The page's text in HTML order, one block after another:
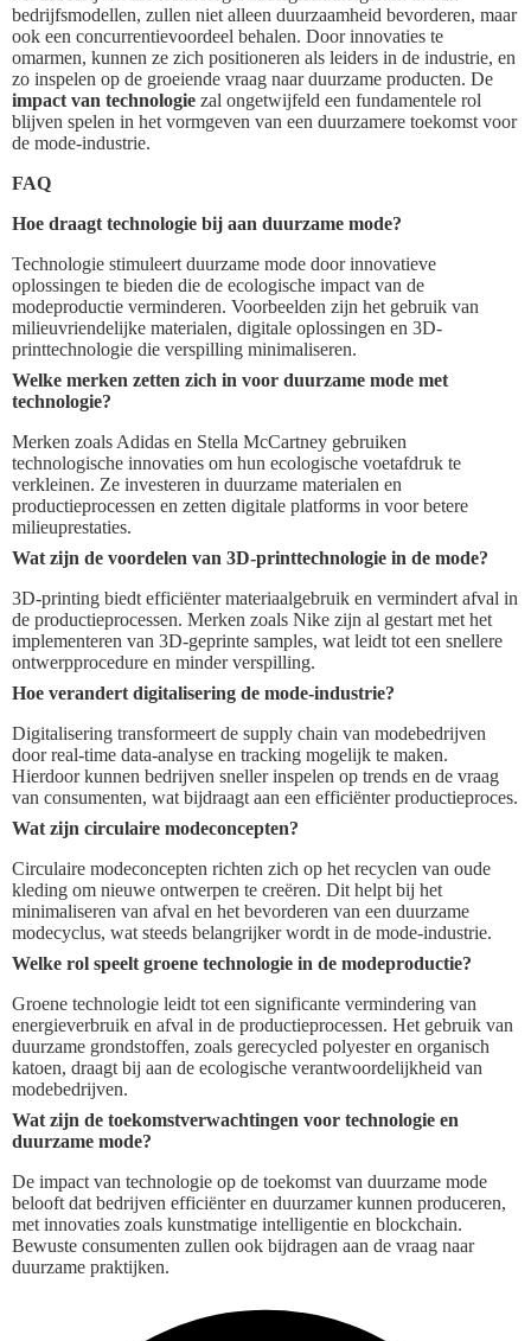
bedrijfsmodellen, zullen niet alleen duurzaamheid bevorderen, maar
ook een concurrentievoordeel behalen. Door innovaties te
omarmen, kunnen ze zich positioneren als leiders in de industrie, en
zo inspelen op de groeiende vraag naar duurzame producten. De
impact van technologie zal ongetwijfeld een fundamentele rol
blijven spelen in het vormgeven van een duurzamere toekomst voor
de mode-industrie.
FAQ
Hoe draagt technologie bij aan duurzame mode?
Technologie stimuleert duurzame mode door innovatieve
oplossingen te bieden die de ecologische impact van de
modeproductie verminderen. Voorbeelden zijn het gebruik van
milieuvriendelijke materialen, digitale oplossingen en 3D-
printtechnologie die verspilling minimaliseren.
Welke merken zetten zich in voor duurzame mode met
technologie?
Merken zoals Adidas en Stella McCartney gebruiken
technologische innovaties om hun ecologische voetafdruk te
verkleinen. Ze investeren in duurzame materialen en
productieprocessen en zetten digitale platforms in voor betere
milieuprestaties.
Wat zijn de voordelen van 3D-printtechnologie in de mode?
3D-printing biedt efficiënter materiaalgebruik en vermindert afval in
de productieprocessen. Merken zoals Nike zijn al gestart met het
implementeren van 3D-geprinte samples, wat leidt tot een snellere
ontwerpprocedure en minder verspilling.
Hoe verandert digitalisering de mode-industrie?
Digitalisering transformeert de supply chain van modebedrijven
door real-time data-analyse en tracking mogelijk te maken.
Hierdoor kunnen bedrijven sneller inspelen op trends en de vraag
van consumenten, wat bijdraagt aan een efficiënter productieproces.
Wat zijn circulaire modeconcepten?
Circulaire modeconcepten richten zich op het recyclen van oude
kleding om nieuwe ontwerpen te creëren. Dit helpt bij het
minimaliseren van afval en het bevorderen van een duurzame
modecyclus, wat steeds belangrijker wordt in de mode-industrie.
Welke rol speelt groene technologie in de modeproductie?
Groene technologie leidt tot een significante vermindering van
energieverbruik en afval in de productieprocessen. Het gebruik van
duurzame grondstoffen, zoals gerecycled polyester en organisch
katoen, draagt bij aan de ecologische verantwoordelijkheid van
modebedrijven.
Wat zijn de toekomstverwachtingen voor technologie en
duurzame mode?
De impact van technologie op de toekomst van duurzame mode
belooft dat bedrijven efficiënter en duurzamer kunnen produceren,
met innovaties zoals kunstmatige intelligentie en blockchain.
Bewuste consumenten zullen ook bijdragen aan de vraag naar
duurzame praktijken.